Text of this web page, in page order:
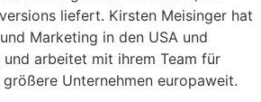
liefert. Kirsten Meisinger hat
Marketing in den USA und
arbeitet mit ihrem Team für
Unternehmen europaweit.